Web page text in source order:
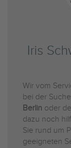
Iris
Wir vom
bei der
Berlin oder
dazu noch
Sie rund um
geeigneten